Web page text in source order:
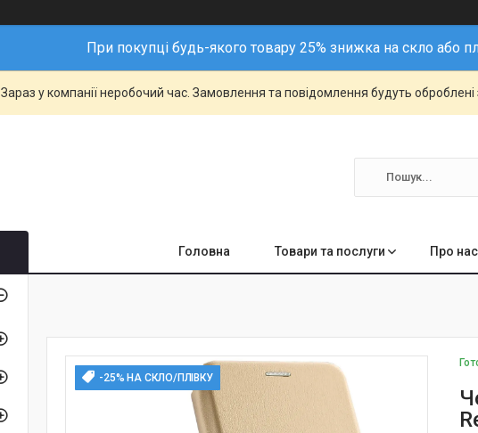
При покупці будь-якого товару 25% знижка на скло або
Зараз у компанії неробочий час. Замовлення та повідомлення будуть
Головна Товари та послуги Про нас
-25% НА СКЛО/ПЛІВКУ